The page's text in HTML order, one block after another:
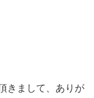
きまして、ありが